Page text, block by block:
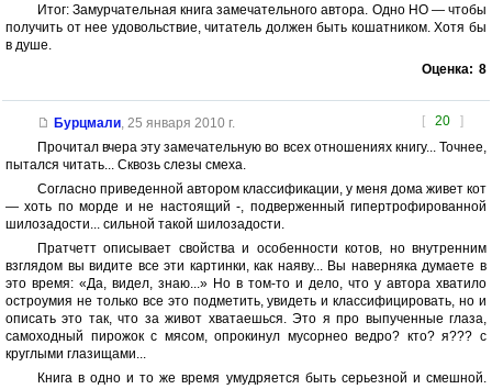
Итог: Замурчательная книга замечательного автора. Одно НО — чтобы
получить от нее удовольствие, читатель должен быть кошатником. Хотя бы
в душе.
Оценка: 8
[ 20 ]
Бурцмали, 25 января 2010 г.
Прочитал вчера эту замечательную во всех отношениях книгу... Точнее,
пытался читать... Сквозь слезы смеха.
Согласно приведенной автором классификации, у меня дома живет кот
— хоть по морде и не настоящий -, подверженный гипертрофированной
шилозадости... сильной такой шилозадости.
Пратчетт описывает свойства и особенности котов, но внутренним
взглядом вы видите все эти картинки, как наяву... Вы наверняка думаете в
это время: «Да, видел, знаю...» Но в том-то и дело, что у автора хватило
остроумия не только все это подметить, увидеть и классифицировать, но и
описать это так, что за живот хватаешься. Это я про выпученные глаза,
самоходный пирожок с мясом, опрокинул мусорнео ведро? кто? я??? с
круглыми глазищами...
Книга в одно и то же время умудряется быть серьезной и смешной.